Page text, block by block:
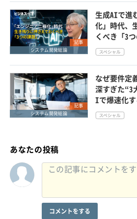
記事
システム開発総論
生成AIで進
化」時代、
くべき「3つ
記事
システム開発総論
なぜ要件定
深すぎた“3
Iで爆速化
あなたの投稿
コメントをする